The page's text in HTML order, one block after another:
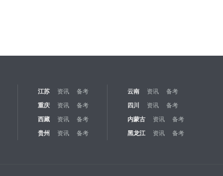
江苏 资讯 备考 云南 资讯
备考
重庆
资讯 备考 四川 资讯
备考
西藏
资讯 备考 内蒙古 资讯
备考
贵州
资讯 备考 黑龙江 资讯 备考